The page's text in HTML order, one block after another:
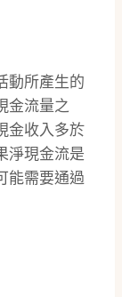
動所產生的
金流量之
金收入多於
淨現金流是
能需要通過